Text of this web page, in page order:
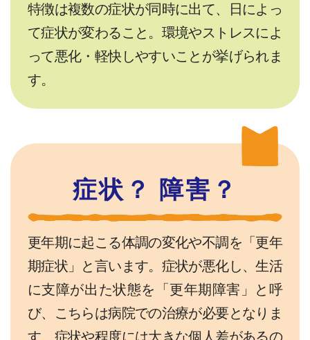
特徴は複数の症状が同時に出て、日によっ
て症状が変わること。環境やストレスによ
って悪化・軽快しやすいことが挙げられま
す。
症状？ 障害？
更年期に起こる体調の変化や不調を「更年
期症状」と言います。症状が悪化し、生活
に支障が出た状態を「更年期障害」と呼
び、こちらは病院での治療が必要となりま